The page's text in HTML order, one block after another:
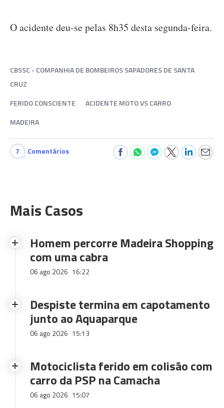
O acidente deu-se pelas 8h35 desta segunda-feira.
CBSSC - COMPANHIA DE BOMBEIROS SAPADORES DE SANTA
CRUZ
FERIDO CONSCIENTE
ACIDENTE MOTO VS CARRO
MADEIRA
7 Comentários
Mais Casos
Homem percorre Madeira Shopping
com uma cabra
06 ago 2026 16:22
Despiste termina em capotamento
junto ao Aquaparque
06 ago 2026 15:13
Motociclista ferido em colisão com
carro da PSP na Camacha
06 ago 2026 15:07